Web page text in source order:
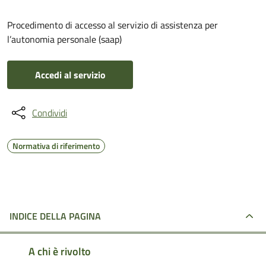
Procedimento di accesso al servizio di assistenza per
l’autonomia personale (saap)
Accedi al servizio
Condividi
Normativa di riferimento
INDICE DELLA PAGINA
A chi è rivolto